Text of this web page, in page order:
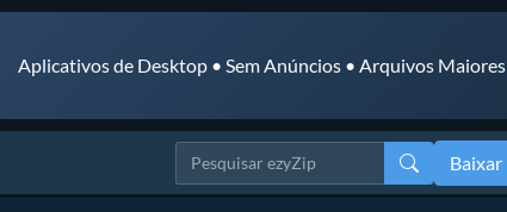
Aplicativos de Desktop • Sem Anúncios • Arquivos Maiores
Baixar